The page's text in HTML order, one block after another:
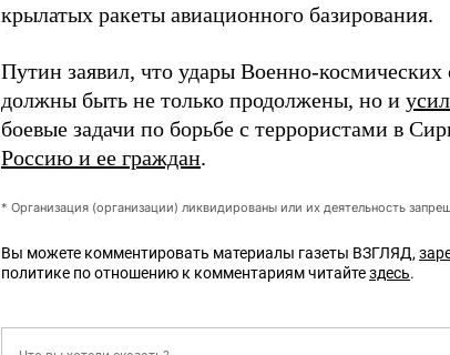
крылатых ракеты авиационного базирования.
Путин заявил, что удары Военно-
должны быть не только продолжены, но и
боевые задачи по борьбе с террористами в
Россию и ее граждан.
* Организация (организации) ликвидированы или их деятельность
Вы можете комментировать материалы газеты ВЗГЛЯД,
политике по отношению к комментариям читайтездесь.